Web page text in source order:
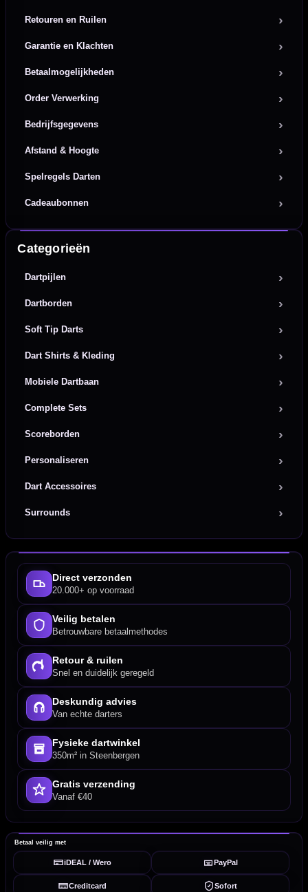
Retouren en Ruilen
Garantie en Klachten
Betaalmogelijkheden
Order Verwerking
Bedrijfsgegevens
Afstand & Hoogte
Spelregels Darten
Cadeaubonnen
Categorieën
Dartpijlen
Dartborden
Soft Tip Darts
Dart Shirts & Kleding
Mobiele Dartbaan
Complete Sets
Scoreborden
Personaliseren
Dart Accessoires
Surrounds
Direct verzonden
20.000+ op voorraad
Veilig betalen
Betrouwbare betaalmethodes
Retour & ruilen
Snel en duidelijk geregeld
Deskundig advies
Van echte darters
Fysieke dartwinkel
350m² in Steenbergen
Gratis verzending
Vanaf €40
Betaal veilig met
iDEAL / Wero PayPal
Creditcard Sofort